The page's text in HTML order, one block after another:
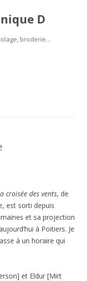
D
broderie…
croisée des vents, de
est sorti depuis
et sa projection
à Poitiers. Je
à un horaire qui
et Eldur [Mirt